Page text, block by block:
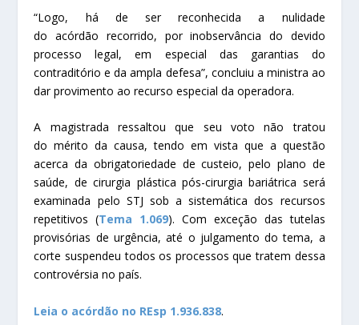
“Logo, há de ser reconhecida a nulidade
doacórdão recorrido, por inobservância do devido
processo legal, em especial das garantias do
contraditório e da ampla defesa”, concluiu a ministra ao
darprovimento aorecurso especial da operadora.
A magistrada ressaltou que seu voto não tratou
domérito da causa, tendo em vista que a questão
acerca da obrigatoriedade de custeio, pelo plano de
saúde, de cirurgia plástica pós-cirurgia bariátrica será
examinada pelo STJ sob a sistemática dos recursos
repetitivos (Tema 1.069). Com exceção das tutelas
provisórias de urgência, até o julgamento do tema, a
corte suspendeu todos os processos que tratem dessa
controvérsia no país.
Leia o acórdão no REsp 1.936.838.